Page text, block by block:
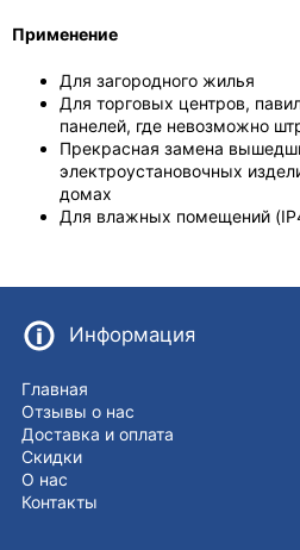
Применение
Для загородного жилья
Для торговых центров,
панелей, где невозможно
Прекрасная замена
электроустановочных
домах
Для влажных помещений
Информация
Главная
Отзывы о нас
Доставка и оплата
Скидки
О нас
Контакты